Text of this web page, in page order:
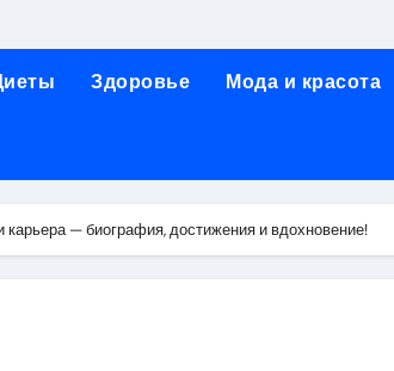
направления медицинского центра
Стрешневе
зависимости: медицинские,
Здоровье Мода и красота
— биография, достижения и вдохновение!